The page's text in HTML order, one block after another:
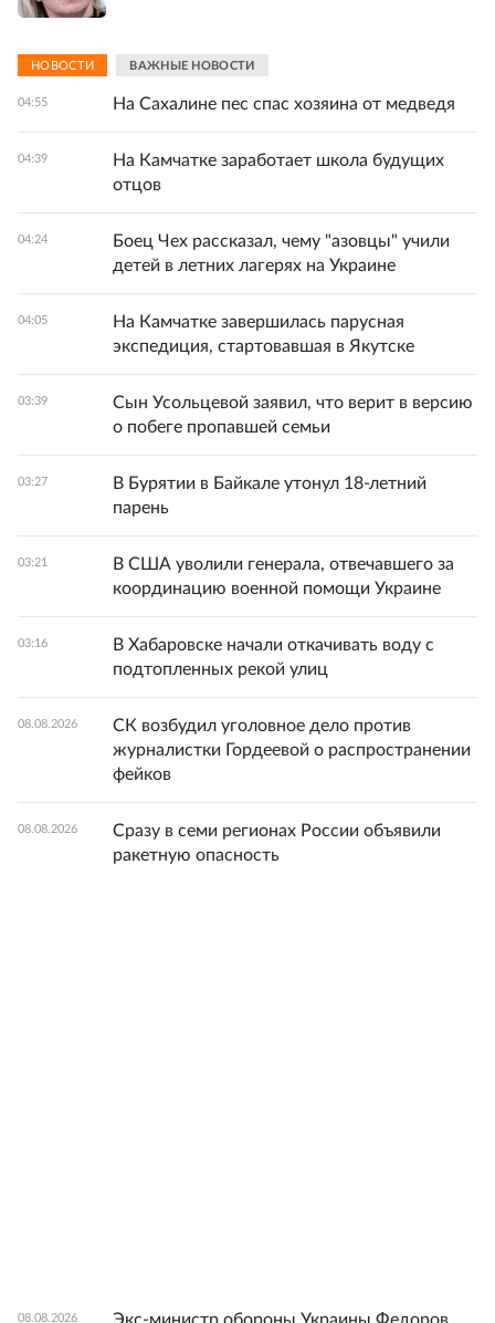
НОВОСТИ ВАЖНЫЕ НОВОСТИ
04:55 На Сахалине пес спас хозяина от медведя
04:39
На Камчатке заработает школа будущих
отцов
04:24
Боец Чех рассказал, чему "азовцы" учили
детей в летних лагерях на Украине
04:05
На Камчатке завершилась парусная
экспедиция, стартовавшая в Якутске
03:39
Сын Усольцевой заявил, что верит в версию
о побеге пропавшей семьи
03:27
В Бурятии в Байкале утонул 18-летний
парень
03:21
В США уволили генерала, отвечавшего за
координацию военной помощи Украине
03:16
В Хабаровске начали откачивать воду с
подтопленных рекой улиц
08.08.2026
СК возбудил уголовное дело против
журналистки Гордеевой о распространении
фейков
08.08.2026
Сразу в семи регионах России объявили
ракетную опасность
08.08.2026